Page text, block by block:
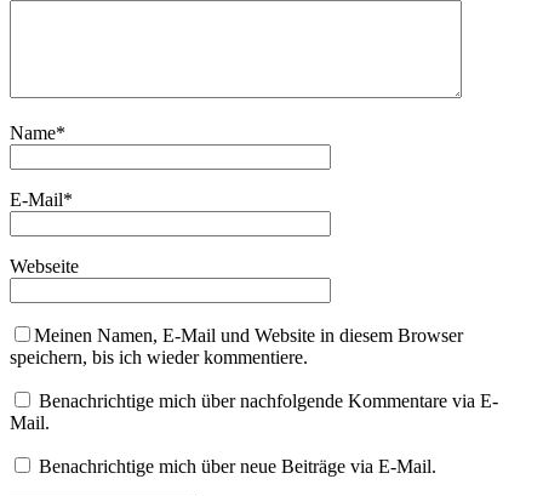
Name*
E-Mail*
Webseite
Meinen Namen, E-Mail und Website in diesem Browser
speichern, bis ich wieder kommentiere.
Benachrichtige mich über nachfolgende Kommentare via E-
Mail.
Benachrichtige mich über neue Beiträge via E-Mail.